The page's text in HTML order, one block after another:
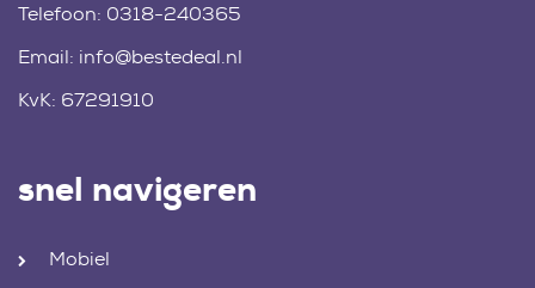
Telefoon: 0318-240365
Email: info@bestedeal.nl
KvK: 67291910
snel navigeren
Mobiel